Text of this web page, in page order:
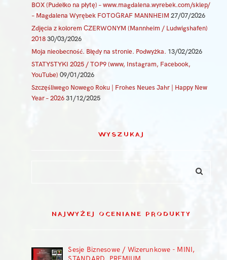
BOX (Pudełko na płytę) – www.magdalena.wyrebek.com/sklep/
– Magdalena Wyrębek FOTOGRAF MANNHEIM 27/07/2026
Zdjęcia z kolorem CZERWONYM (Mannheim / Ludwigshafen)
2018 30/03/2026
Moja nieobecność. Błędy na stronie. Podwyżka. 13/02/2026
STATYSTYKI 2025 / TOP9 (www, Instagram, Facebook,
YouTube) 09/01/2026
Szczęśliwego Nowego Roku | Frohes Neues Jahr | Happy New
Year – 2026 31/12/2025
WYSZUKAJ
NAJWYŻEJ OCENIANE PRODUKTY
Sesje Biznesowe / Wizerunkowe - MINI,